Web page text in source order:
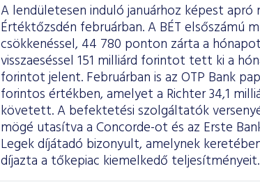
A lendületesen induló januárhoz képest
Értéktőzsdén februárban. A BÉT elsőszámú
csökkenéssel, 44 780 ponton zárta a
visszaeséssel 151 milliárd forintot tett ki a
forintot jelent. Februárban is az OTP Bank
forintos értékben, amelyet a Richter 34,1
követett. A befektetési szolgáltatók
mögé utasítva a Concorde-ot és az Erste
Legek díjátadó bizonyult, amelynek
díjazta a tőkepiac kiemelkedő teljesítményeit.